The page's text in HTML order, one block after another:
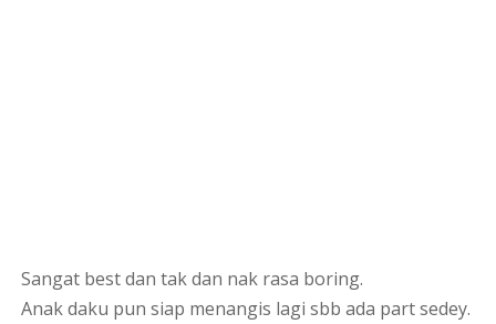
Sangat best dan tak dan nak rasa boring.
Anak daku pun siap menangis lagi sbb ada part sedey.